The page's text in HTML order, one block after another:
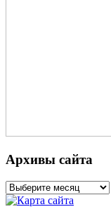
Архивы сайта
Архивы
сайта